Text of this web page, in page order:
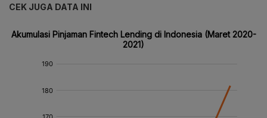
CEK JUGA DATA INI